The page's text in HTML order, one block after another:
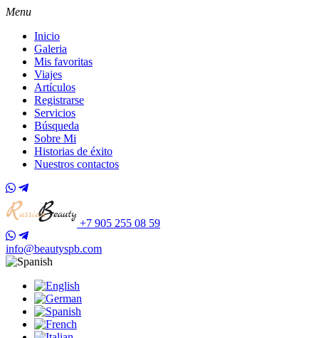
Menu
Inicio
Galeria
Mis favoritas
Viajes
Artículos
Registrarse
Servicios
Búsqueda
Sobre Mi
Historias de éxito
Nuestros contactos
+7 905 255 08 59
info@beautyspb.com